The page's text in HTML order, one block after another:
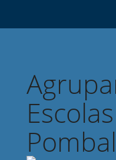
Pombal